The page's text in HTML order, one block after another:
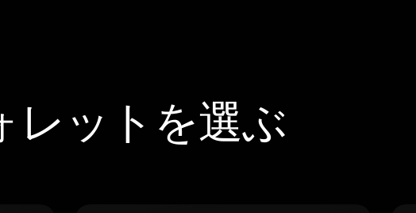
レットを選ぶ